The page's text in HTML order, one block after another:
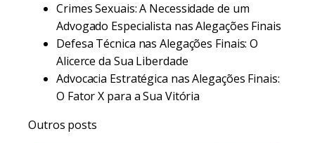
Crimes Sexuais: A Necessidade de um
Advogado Especialista nas Alegações Finais
Defesa Técnica nas Alegações Finais: O
Alicerce da Sua Liberdade
Advocacia Estratégica nas Alegações Finais:
O Fator X para a Sua Vitória
Outros posts